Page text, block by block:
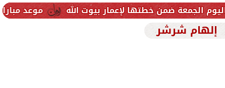
موعد مباراة مصر
إلهام شرشر